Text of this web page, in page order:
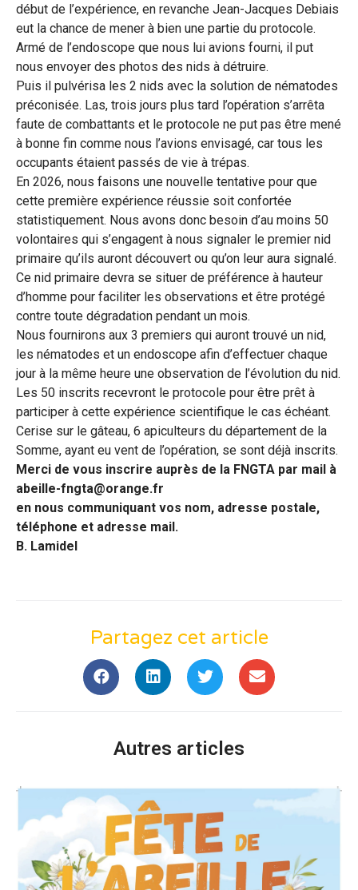
début de l’expérience, en revanche Jean-Jacques Debiais
eut la chance de mener à bien une partie du protocole.
Armé de l’endoscope que nous lui avions fourni, il put
nous envoyer des photos des nids à détruire.
Puis il pulvérisa les 2 nids avec la solution de nématodes
préconisée. Las, trois jours plus tard l’opération s’arrêta
faute de combattants et le protocole ne put pas être mené
à bonne fin comme nous l’avions envisagé, car tous les
occupants étaient passés de vie à trépas.
En 2026, nous faisons une nouvelle tentative pour que
cette première expérience réussie soit confortée
statistiquement. Nous avons donc besoin d’au moins 50
volontaires qui s’engagent à nous signaler le premier nid
primaire qu’ils auront découvert ou qu’on leur aura signalé.
Ce nid primaire devra se situer de préférence à hauteur
d’homme pour faciliter les observations et être protégé
contre toute dégradation pendant un mois.
Nous fournirons aux 3 premiers qui auront trouvé un nid,
les nématodes et un endoscope afin d’effectuer chaque
jour à la même heure une observation de l’évolution du nid.
Les 50 inscrits recevront le protocole pour être prêt à
participer à cette expérience scientifique le cas échéant.
Cerise sur le gâteau, 6 apiculteurs du département de la
Somme, ayant eu vent de l’opération, se sont déjà inscrits.
Merci de vous inscrire auprès de la FNGTA par mail à
abeille-fngta@orange.fr
en nous communiquant vos nom, adresse postale,
téléphone et adresse mail.
B. Lamidel
Partagez cet article
Autres articles